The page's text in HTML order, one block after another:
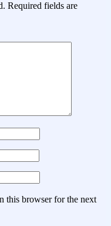
Required fields are
this browser for the next